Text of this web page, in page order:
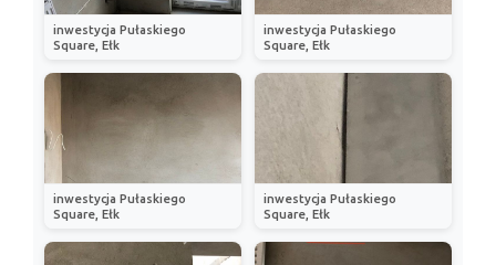
inwestycja Pułaskiego
Square, Ełk
inwestycja Pułaskiego
Square, Ełk
inwestycja Pułaskiego
Square, Ełk
inwestycja Pułaskiego
Square, Ełk